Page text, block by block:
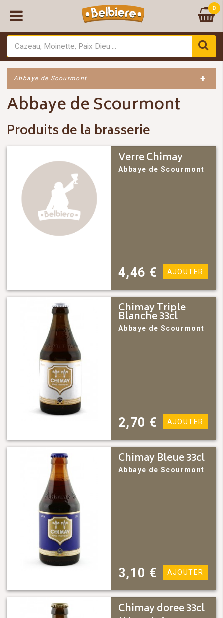
0
Abbaye de Scourmont +
Abbaye de Scourmont
Produits de la brasserie
Verre Chimay
Abbaye de Scourmont
4,46 € AJOUTER
Chimay Triple
Blanche 33cl
Abbaye de Scourmont
2,70 € AJOUTER
Chimay Bleue 33cl
Abbaye de Scourmont
3,10 € AJOUTER
Chimay doree 33cl